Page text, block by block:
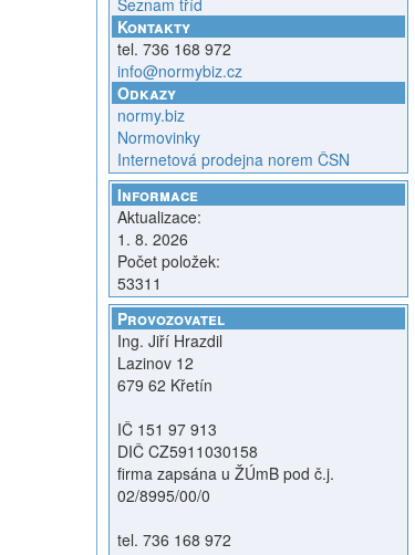
Seznam tříd
Kontakty
tel. 736 168 972
info@normybiz.cz
Odkazy
normy.biz
Normovinky
Internetová prodejna norem ČSN
Informace
Aktualizace:
1. 8. 2026
Počet položek:
53311
Provozovatel
Ing. Jiří Hrazdil
Lazinov 12
679 62 Křetín
IČ 151 97 913
DIČ CZ5911030158
firma zapsána u ŽÚmB pod č.j.
02/8995/00/0
tel. 736 168 972